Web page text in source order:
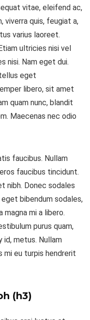
vitae, eleifend ac,
viverra quis, feugiat a,
varius laoreet.
ultricies nisi vel
nisi. Nam eget dui.
eget
libero, sit amet
quam nunc, blandit
Maecenas nec odio
faucibus. Nullam
faucibus tincidunt.
nibh. Donec sodales
bibendum sodales,
magna mi a libero.
purus quam,
id, metus. Nullam
mi eu turpis hendrerit
(h3)